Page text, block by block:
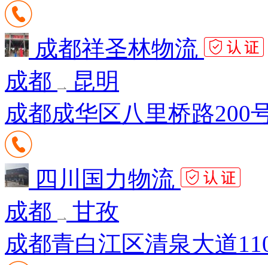
成都祥圣林物流
成都
昆明
成都成华区八里桥路200
四川国力物流
成都
甘孜
成都青白江区清泉大道